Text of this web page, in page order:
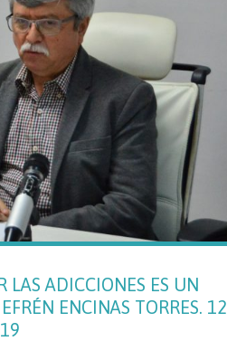
LAS ADICCIONES ES UN
ENCINAS TORRES. 12